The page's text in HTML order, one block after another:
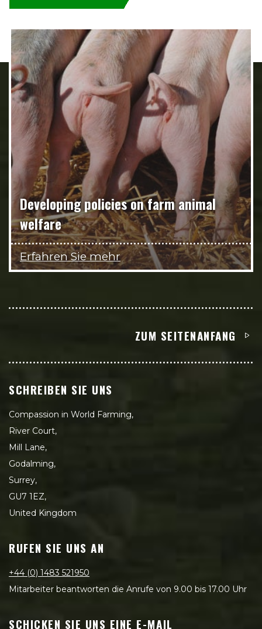
Developing policies on farm animal
welfare
Erfahren Sie mehr
ZUM SEITENANFANG
SCHREIBEN SIE UNS
Compassion in World Farming,
River Court,
Mill Lane,
Godalming,
Surrey,
GU7 1EZ,
United Kingdom
RUFEN SIE UNS AN
+44 (0) 1483 521950
Mitarbeiter beantworten die Anrufe von 9.00 bis 17.00 Uhr
SCHICKEN SIE UNS EINE E-MAIL